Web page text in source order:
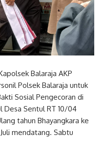
Balaraja AKP
Polsek Balaraja untuk
Sosial Pengecoran di
Desa Sentul RT 10/04
tahun Bhayangkara ke
mendatang. Sabtu